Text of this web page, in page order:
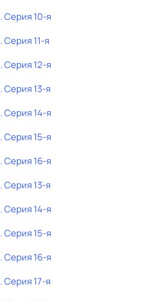
. Серия 10-я
. Серия 11-я
. Серия 12-я
. Серия 13-я
. Серия 14-я
. Серия 15-я
. Серия 16-я
. Серия 13-я
. Серия 14-я
. Серия 15-я
. Серия 16-я
. Серия 17-я